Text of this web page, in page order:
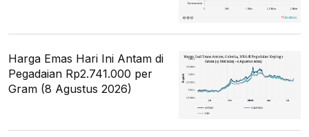
Harga Emas Hari Ini Antam di
Pegadaian Rp2.741.000 per
Gram (8 Agustus 2026)